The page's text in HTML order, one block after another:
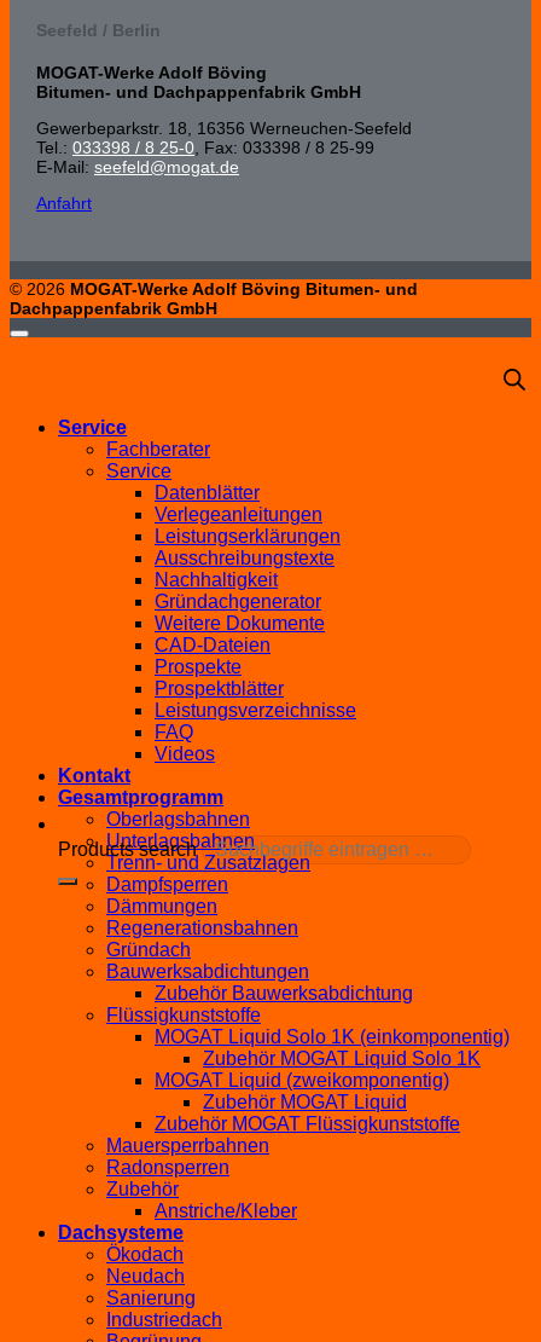
Seefeld / Berlin
MOGAT-Werke Adolf Böving
Bitumen- und Dachpappenfabrik GmbH
Gewerbeparkstr. 18, 16356 Werneuchen-Seefeld
Tel.: 033398 / 8 25-0 , Fax: 033398 / 8 25-99
E-Mail: seefeld@mogat.de
Anfahrt
© 2026 MOGAT-Werke Adolf Böving Bitumen- und
Dachpappenfabrik GmbH
Products search
Service
Fachberater
Service
Datenblätter
Verlegeanleitungen
Leistungserklärungen
Ausschreibungstexte
Nachhaltigkeit
Gründachgenerator
Weitere Dokumente
CAD-Dateien
Prospekte
Prospektblätter
Leistungsverzeichnisse
FAQ
Videos
Kontakt
Gesamtprogramm
Oberlagsbahnen
Unterlagsbahnen
Trenn- und Zusatzlagen
Dampfsperren
Dämmungen
Regenerationsbahnen
Gründach
Bauwerksabdichtungen
Zubehör Bauwerksabdichtung
Flüssigkunststoffe
MOGAT Liquid Solo 1K (einkomponentig)
Zubehör MOGAT Liquid Solo 1K
MOGAT Liquid (zweikomponentig)
Zubehör MOGAT Liquid
Zubehör MOGAT Flüssigkunststoffe
Mauersperrbahnen
Radonsperren
Zubehör
Anstriche/Kleber
Dachsysteme
Ökodach
Neudach
Sanierung
Industriedach